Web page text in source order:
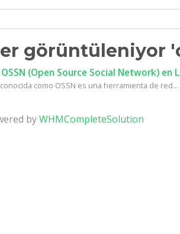
görüntüleniyor
(Open Source Social Network) en
como OSSN es una herramienta de red...
byWHMCompleteSolution